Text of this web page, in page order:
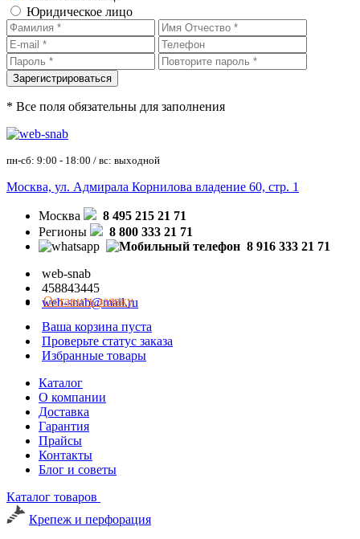
Юридическое лицо
* Все поля обязательны для заполнения
пн-сб: 9:00 - 18:00 / вс: выходной
Москва, ул. Адмирала Корнилова владение 60, стр. 1
Москва
8 495 215 21 71
Регионы
8 800 333 21 71
8 916 333 21 71
web-snab
458843445
web-snab@mail.ru
Оставить заявку
Ваша корзина пуста
Проверьте статус заказа
Избранные товары
Каталог
О компании
Доставка
Гарантия
Прайсы
Контакты
Блог и советы
Каталог товаров
Крепеж и перфорация